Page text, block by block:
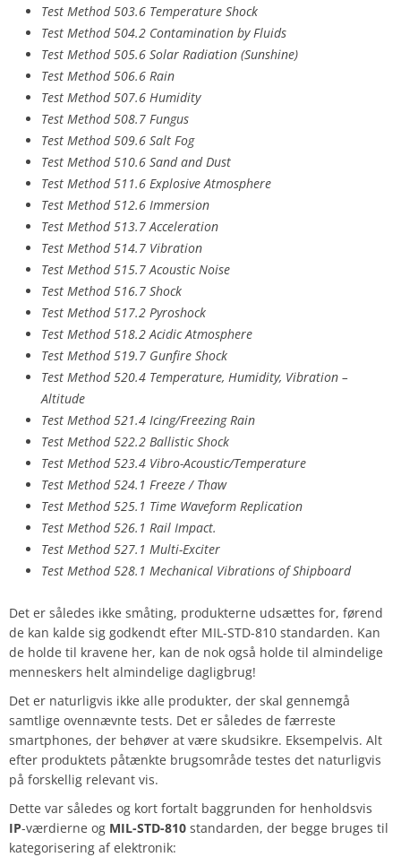
Test Method 503.6 Temperature Shock
Test Method 504.2 Contamination by Fluids
Test Method 505.6 Solar Radiation (Sunshine)
Test Method 506.6 Rain
Test Method 507.6 Humidity
Test Method 508.7 Fungus
Test Method 509.6 Salt Fog
Test Method 510.6 Sand and Dust
Test Method 511.6 Explosive Atmosphere
Test Method 512.6 Immersion
Test Method 513.7 Acceleration
Test Method 514.7 Vibration
Test Method 515.7 Acoustic Noise
Test Method 516.7 Shock
Test Method 517.2 Pyroshock
Test Method 518.2 Acidic Atmosphere
Test Method 519.7 Gunfire Shock
Test Method 520.4 Temperature, Humidity, Vibration –
Altitude
Test Method 521.4 Icing/Freezing Rain
Test Method 522.2 Ballistic Shock
Test Method 523.4 Vibro-Acoustic/Temperature
Test Method 524.1 Freeze / Thaw
Test Method 525.1 Time Waveform Replication
Test Method 526.1 Rail Impact.
Test Method 527.1 Multi-Exciter
Test Method 528.1 Mechanical Vibrations of Shipboard
Det er således ikke småting, produkterne udsættes for, førend
de kan kalde sig godkendt efter MIL-STD-810 standarden. Kan
de holde til kravene her, kan de nok også holde til almindelige
menneskers helt almindelige dagligbrug!
Det er naturligvis ikke alle produkter, der skal gennemgå
samtlige ovennævnte tests. Det er således de færreste
smartphones, der behøver at være skudsikre. Eksempelvis. Alt
efter produktets påtænkte brugsområde testes det naturligvis
på forskellig relevant vis.
Dette var således og kort fortalt baggrunden for henholdsvis
IP-værdierne og MIL-STD-810 standarden, der begge bruges til
kategorisering af elektronik: